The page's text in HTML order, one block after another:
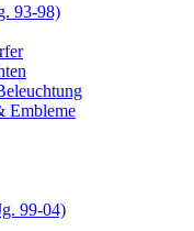
93-98)
Embleme
99-04)